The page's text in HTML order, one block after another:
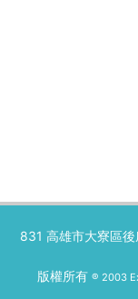
831 高雄市大寮區
版權所有 ® 2003